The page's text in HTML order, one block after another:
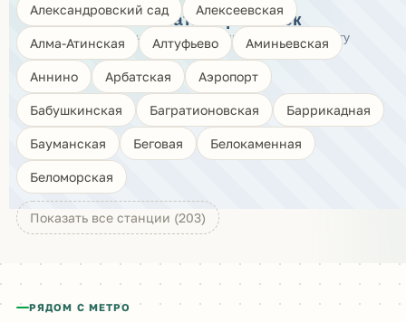
Показать карту моек
Нажмите, чтобы открыть интерактивную карту
Александровский сад Алексеевская
Алма-Атинская Алтуфьево Аминьевская
Аннино Арбатская Аэропорт
Бабушкинская Багратионовская Баррикадная
Бауманская Беговая Белокаменная
Беломорская
Показать все станции (203)
РЯДОМ С МЕТРО